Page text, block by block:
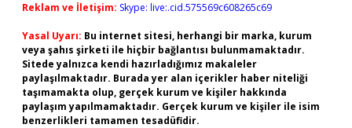
Reklam ve İletişim: Skype: live:.cid.575569c608265c69
Yasal Uyarı: Bu internet sitesi, herhangi bir marka, kurum
veya şahıs şirketi ile hiçbir bağlantısı bulunmamaktadır.
Sitede yalnızca kendi hazırladığımız makaleler
paylaşılmaktadır. Burada yer alan içerikler haber niteliği
taşımamakta olup, gerçek kurum ve kişiler hakkında
paylaşım yapılmamaktadır. Gerçek kurum ve kişiler ile isim
benzerlikleri tamamen tesadüfidir.